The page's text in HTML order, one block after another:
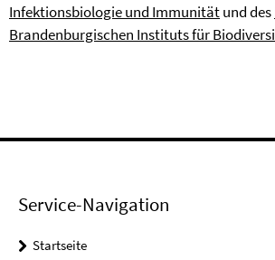
Infektionsbiologie und Immunitätund des
Brandenburgischen Instituts für
Service-Navigation
Startseite